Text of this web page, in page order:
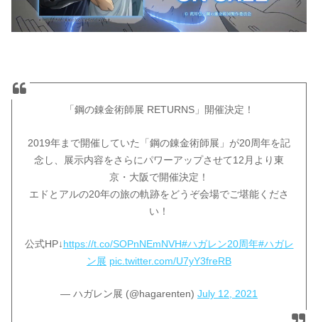
「鋼の錬金術師展 RETURNS」開催決定！
2019年まで開催していた「鋼の錬金術師展」が20周年を記
念し、展示内容をさらにパワーアップさせて12月より東
京・大阪で開催決定！
エドとアルの20年の旅の軌跡をどうぞ会場でご堪能くださ
い！
公式HP↓https://t.co/SOPnNEmNVH#ハガレン20周年#ハガレ
ン展 pic.twitter.com/U7yY3freRB
— ハガレン展 (@hagarenten) July 12, 2021